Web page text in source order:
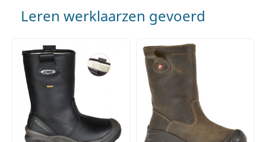
Leren werklaarzen gevoerd